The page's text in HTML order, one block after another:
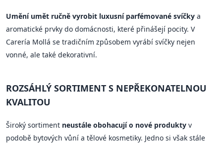
Umění umět ručně vyrobit luxusní parfémované svíčky a
aromatické prvky do domácnosti, které přinášejí pocity. V
Carería Mollá se tradičním způsobem vyrábí svíčky nejen
vonné, ale také dekorativní.
ROZSÁHLÝ SORTIMENT S NEPŘEKONATELNOU
KVALITOU
Široký sortiment neustále obohacují o nové produkty v
podobě bytových vůní a tělové kosmetiky. Jedno si však stále